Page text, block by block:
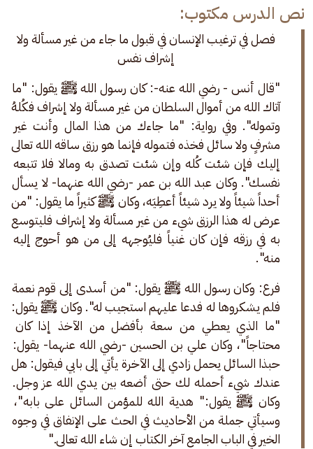
نص الدرس مكتوب:
فصل في ترغيب الإنسان في قبول ما جاء من غير مسألة ولا
إشراف نفس
"قال أنس - رضي الله عنه-: كان رسول الله ﷺ يقول: "ما
آتاك الله من أموال السلطان من غير مسألة ولا إشراف فكُلهُ
وتموله". وفي رواية: "ما جاءك من هذا المال وأنت غير
مشرفٍ ولا سائل فخذه فتموله فإنما هو رزق ساقه الله تعالى
إليك فإن شئت كُله وإن شئت تصدق به ومالا فلا تتبعه
نفسك". وكان عبد الله بن عمر -رضي الله عنهما- لا يسأل
أحداً شيئاً ولا يرد شيئاً أعطِيَه، وكان ﷺ كثيراً ما يقول: "من
عرض له هذا الرزق شيء من غير مسألة ولا إشراف فليتوسع
به في رزقه فإن كان غنياً فليُوجهه إلى من هو أحوج إليه
منه".
فرع: وكان رسول الله ﷺ يقول: "من أسدى إلى قوم نعمة
فلم يشكروها له فدعا عليهم استجيب له". وكان ﷺ يقول:
"ما الذي يعطي من سعة بأفضل من الآخذ إذا كان
محتاجاً"، وكان علي بن الحسين -رضي الله عنهما- يقول:
حبذا السائل يحمل زادي إلى الآخرة يأتي إلى بابي فيقول: هل
عندك شيء أحمله لك حتى أضعه بين يدي الله عز وجل.
وكان ﷺ يقول:" هدية الله للمؤمن السائل على بابه"،
وسيأتي جملة من الأحاديث في الحث على الإنفاق في وجوه
الخير في الباب الجامع آخر الكتاب إن شاء الله تعالى."